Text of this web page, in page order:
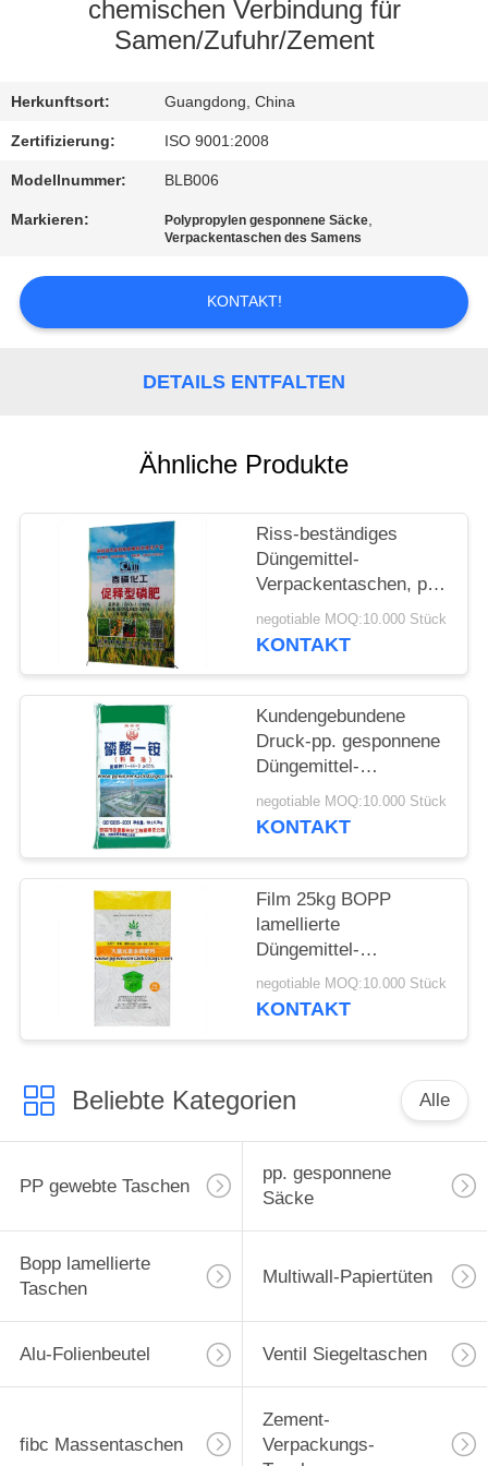
KONTAKT
REFERENZEN
SITEMAP
POLICY
chemischen Verbindung für
Samen/Zufuhr/Zement
Herkunftsort: Guangdong, China
Zertifizierung: ISO 9001:2008
Modellnummer: BLB006
Markieren: Polypropylen gesponnene Säcke,
Verpackentaschen des Samens
KONTAKT!
DETAILS ENTFALTEN
Ähnliche Produkte
Riss-beständiges
Düngemittel-
Verpackentaschen, pp.
gesponnene chemische
Verpackungs-Säcke
negotiable MOQ:10.000 Stück
KONTAKT
Kundengebundene
Druck-pp. gesponnene
Düngemittel-
Verpackentaschen für
das Verpacken von
negotiable MOQ:10.000 Stück
KONTAKT
Film 25kg BOPP
lamellierte
Düngemittel-
Verpackentaschen/
Verpackenbopp-Säcke
negotiable MOQ:10.000 Stück
KONTAKT
Beliebte Kategorien Alle
PP gewebte Taschen
pp. gesponnene
Säcke
Bopp lamellierte
Taschen
Multiwall-Papiertüten
Alu-Folienbeutel Ventil Siegeltaschen
fibc Massentaschen
Zement-
Verpackungs-